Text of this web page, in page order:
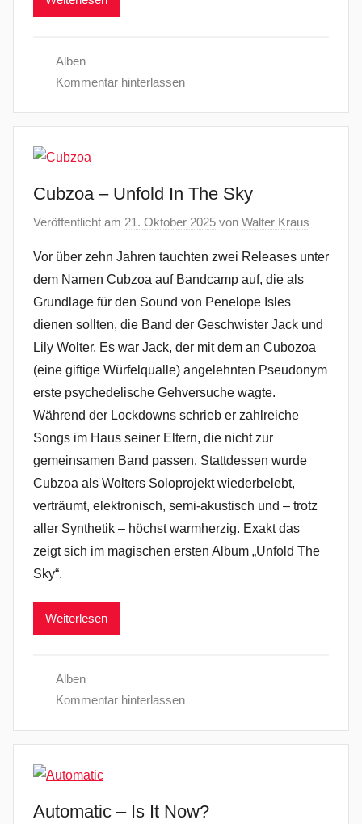
Alben
Kommentar hinterlassen
Cubzoa – Unfold In The Sky
Veröffentlicht am 21. Oktober 2025 von Walter Kraus
Vor über zehn Jahren tauchten zwei Releases unter
dem Namen Cubzoa auf Bandcamp auf, die als
Grundlage für den Sound von Penelope Isles
dienen sollten, die Band der Geschwister Jack und
Lily Wolter. Es war Jack, der mit dem an Cubozoa
(eine giftige Würfelqualle) angelehnten Pseudonym
erste psychedelische Gehversuche wagte.
Während der Lockdowns schrieb er zahlreiche
Songs im Haus seiner Eltern, die nicht zur
gemeinsamen Band passen. Stattdessen wurde
Cubzoa als Wolters Soloprojekt wiederbelebt,
verträumt, elektronisch, semi-akustisch und – trotz
aller Synthetik – höchst warmherzig. Exakt das
zeigt sich im magischen ersten Album „Unfold The
Sky“.
Weiterlesen
Alben
Kommentar hinterlassen
Automatic – Is It Now?